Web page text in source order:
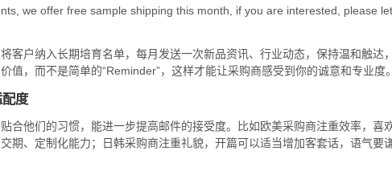
we offer free sample shipping this month, if you are interested, please let
客户纳入长期培育名单，每月发送一次新品资讯、行业动态，保持温和触达，
，而不是简单的“Reminder”，这样才能让采购商感受到你的诚意和专业度。
度
合他们的习惯，能进一步提高邮件的接受度。比如欧美采购商注重效率，喜
期、定制化能力；日韩采购商注重礼貌，开篇可以适当增加客套话，语气要